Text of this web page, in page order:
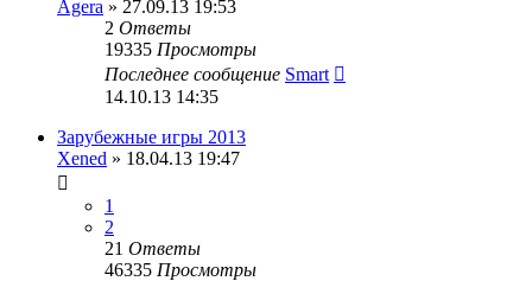
Agera » 27.09.13 19:53
2 Ответы
19335 Просмотры
Последнее сообщение Smart
14.10.13 14:35
Зарубежные игры 2013
Xened » 18.04.13 19:47
1
2
21 Ответы
46335 Просмотры